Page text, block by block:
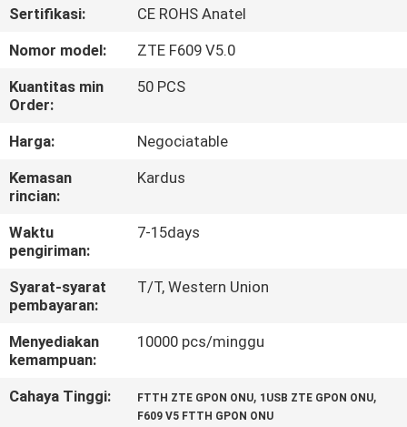
TUR
PABRIK
KONTROL
KUALITAS
HUBUNGI
KAMI
PERMINTAAN
SITEMAP
Sertifikasi:
CE ROHS Anatel
Nomor model:
ZTE F609 V5.0
Kuantitas min
Order:
50 PCS
Harga:
Negociatable
Kemasan
rincian:
Kardus
Waktu
pengiriman:
7-15days
Syarat-syarat
pembayaran:
T/T, Western Union
Menyediakan
kemampuan:
10000 pcs/minggu
Cahaya Tinggi: FTTH ZTE GPON ONU, 1USB ZTE GPON ONU,
F609 V5 FTTH GPON ONU